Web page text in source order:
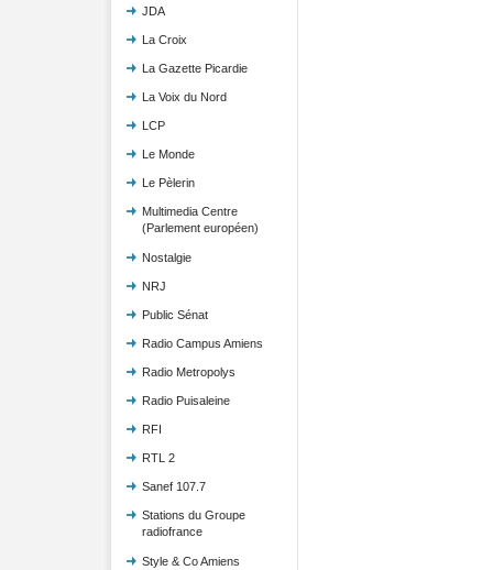
JDA
La Croix
La Gazette Picardie
La Voix du Nord
LCP
Le Monde
Le Pèlerin
Multimedia Centre
(Parlement européen)
Nostalgie
NRJ
Public Sénat
Radio Campus Amiens
Radio Metropolys
Radio Puisaleine
RFI
RTL 2
Sanef 107.7
Stations du Groupe
radiofrance
Style & Co Amiens